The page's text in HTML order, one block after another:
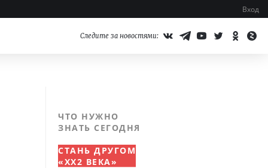
Вход
Следите за новостями:
ЧТО НУЖНО
ЗНАТЬ СЕГОДНЯ
СТАНЬ ДРУГОМ
«XX2 ВЕКА»